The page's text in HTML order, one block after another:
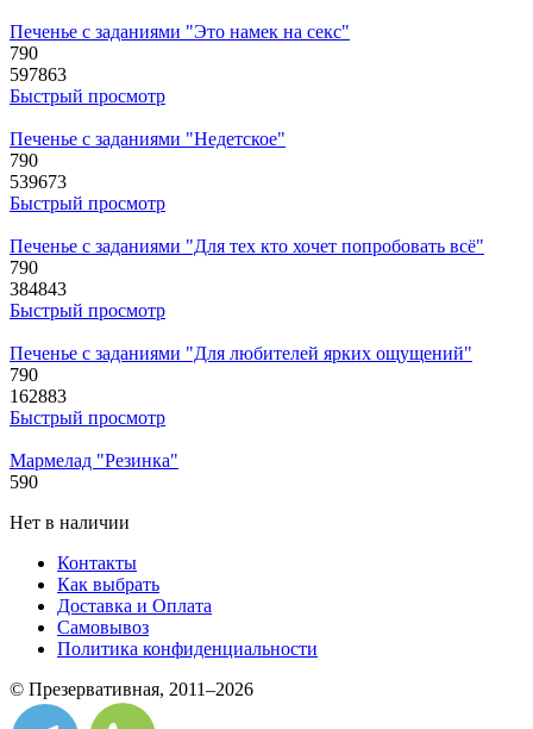
Печенье с заданиями "Это намек на секс"
790
597863
Быстрый просмотр
Печенье с заданиями "Недетское"
790
539673
Быстрый просмотр
Печенье с заданиями "Для тех кто хочет попробовать всё"
790
384843
Быстрый просмотр
Печенье с заданиями "Для любителей ярких ощущений"
790
162883
Быстрый просмотр
Мармелад "Резинка"
590
Нет в наличии
Контакты
Как выбрать
Доставка и Оплата
Самовывоз
Политика конфиденциальности
© Презервативная, 2011–2026